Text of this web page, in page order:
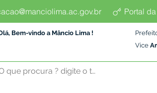
Portal
Bem-vindo a Mâncio Lima !
Vice